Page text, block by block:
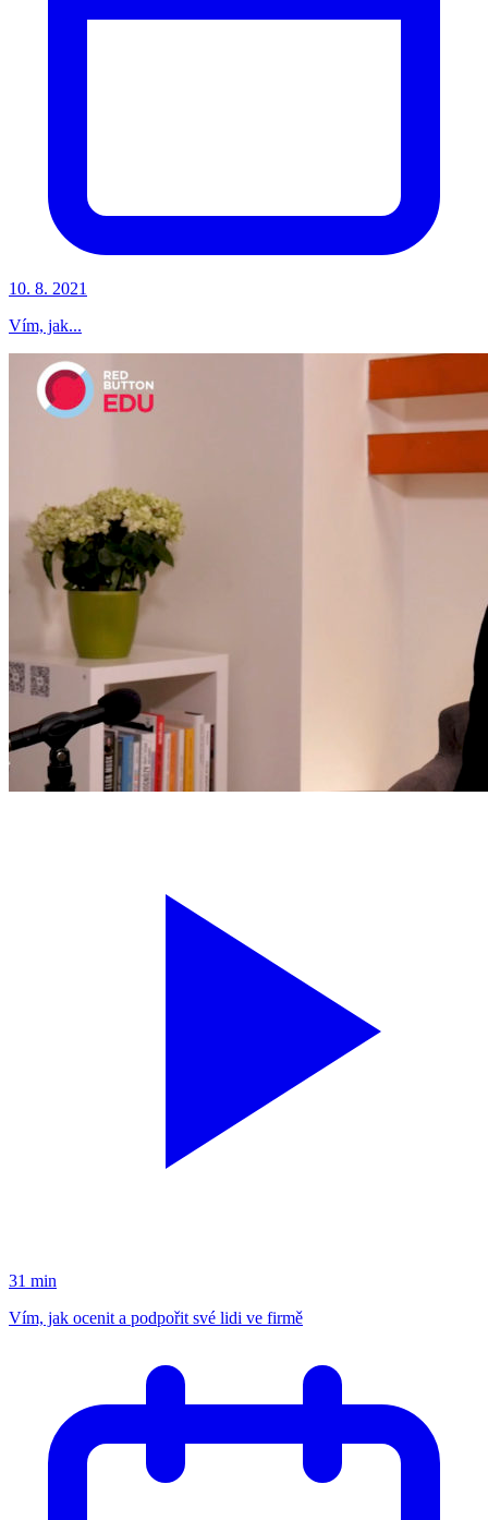
10. 8. 2021
Vím, jak...
31 min
Vím, jak ocenit a podpořit své lidi ve firmě